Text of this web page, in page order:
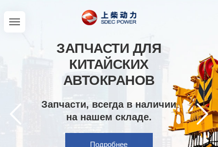
ЗАПЧАСТИ ДЛЯ
КИТАЙСКИХ
АВТОКРАНОВ
Запчасти, всегда в наличии
на нашем складе.
Подробнее